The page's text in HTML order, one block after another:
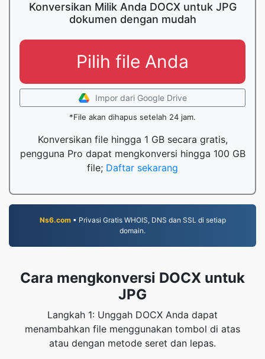
Konversikan Milik Anda DOCX untuk JPG
dokumen dengan mudah
Pilih file Anda
Impor dari Google Drive
*File akan dihapus setelah 24 jam.
Konversikan file hingga 1 GB secara gratis,
pengguna Pro dapat mengkonversi hingga 100 GB
file; Daftar sekarang
Ns6.com▪ Privasi Gratis WHOIS, DNS dan SSL di setiap
domain.
Cara mengkonversi DOCX untuk
JPG
Langkah 1: Unggah DOCX Anda dapat
menambahkan file menggunakan tombol di atas
atau dengan metode seret dan lepas.